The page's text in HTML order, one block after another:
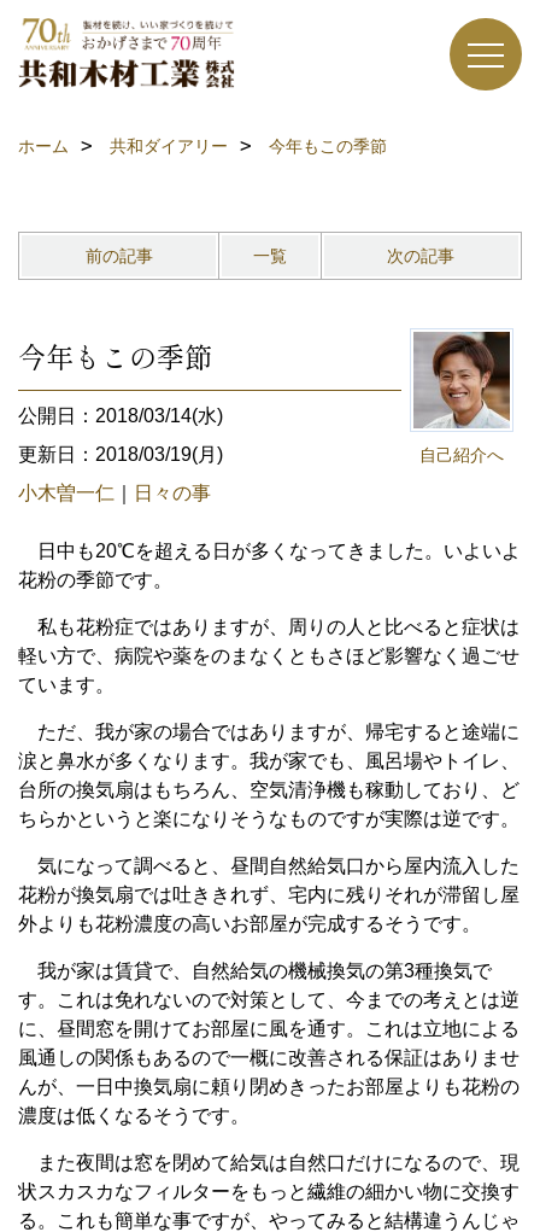
ホーム 共和ダイアリー 今年もこの季節
前の記事 一覧 次の記事
自己紹介へ
今年もこの季節
公開日：2018/03/14(水)
更新日：2018/03/19(月)
小木曽一仁
日々の事
日中も20℃を超える日が多くなってきました。いよいよ
花粉の季節です。
私も花粉症ではありますが、周りの人と比べると症状は
軽い方で、病院や薬をのまなくともさほど影響なく過ごせ
ています。
ただ、我が家の場合ではありますが、帰宅すると途端に
涙と鼻水が多くなります。我が家でも、風呂場やトイレ、
台所の換気扇はもちろん、空気清浄機も稼動しており、ど
ちらかというと楽になりそうなものですが実際は逆です。
気になって調べると、昼間自然給気口から屋内流入した
花粉が換気扇では吐ききれず、宅内に残りそれが滞留し屋
外よりも花粉濃度の高いお部屋が完成するそうです。
我が家は賃貸で、自然給気の機械換気の第3種換気で
す。これは免れないので対策として、今までの考えとは逆
に、昼間窓を開けてお部屋に風を通す。これは立地による
風通しの関係もあるので一概に改善される保証はありませ
んが、一日中換気扇に頼り閉めきったお部屋よりも花粉の
濃度は低くなるそうです。
また夜間は窓を閉めて給気は自然口だけになるので、現
状スカスカなフィルターをもっと繊維の細かい物に交換す
る。これも簡単な事ですが、やってみると結構違うんじゃ